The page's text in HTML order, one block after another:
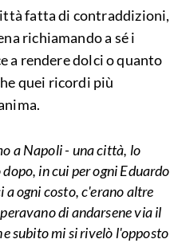
fatta di contraddizioni,
richiamando a sé i
a rendere dolci o quanto
quei ricordi più
a Napoli - una città, lo
in cui per ogni Eduardo
ogni costo, c'erano altre
di andarsene via il
subito mi si rivelò l'opposto